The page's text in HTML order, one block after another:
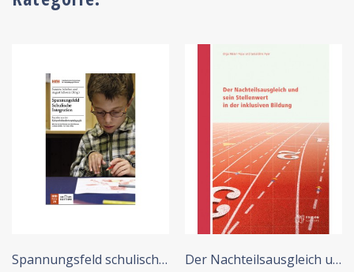
Spannungsfeld schulische...
+ IN DEN WARENKORB
Der Nachteilsausgleich und...